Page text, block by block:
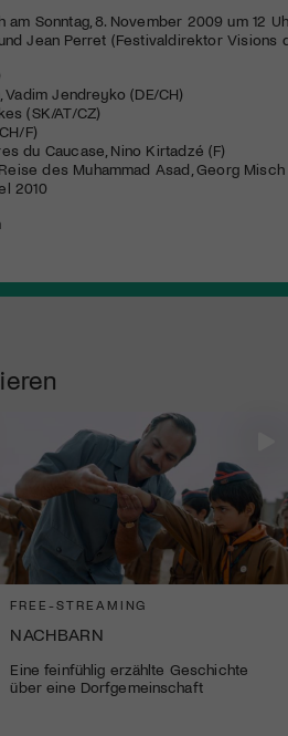
Sonntag, 8. November 2009 um 12
Jean Perret (Festivaldirektor Visions
Jendreyko (DE/CH)
(SK/AT/CZ)
F)
du Caucase, Nino Kirtadzé (F)
des Muhammad Asad, Georg Misch
2010
FREE-STREAMING
NACHBARN
Eine feinfühlig erzählte Geschichte
über eine Dorfgemeinschaft